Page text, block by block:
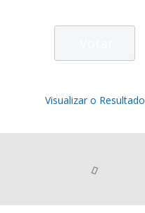
Visualizar o Resultado